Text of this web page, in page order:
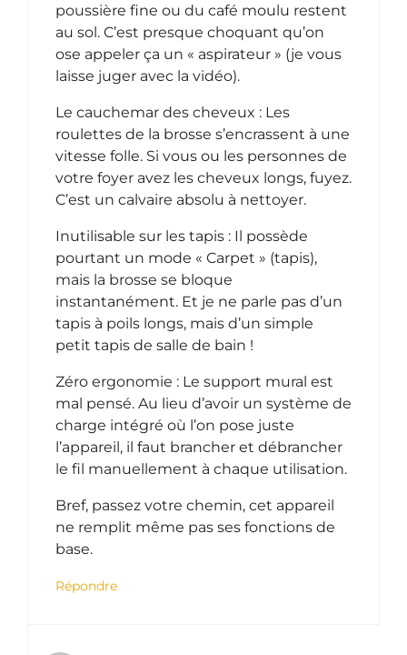
poussière fine ou du café moulu restent
au sol. C’est presque choquant qu’on
ose appeler ça un « aspirateur » (je vous
laisse juger avec la vidéo).
Le cauchemar des cheveux : Les
roulettes de la brosse s’encrassent à une
vitesse folle. Si vous ou les personnes de
votre foyer avez les cheveux longs, fuyez.
C’est un calvaire absolu à nettoyer.
Inutilisable sur les tapis : Il possède
pourtant un mode « Carpet » (tapis),
mais la brosse se bloque
instantanément. Et je ne parle pas d’un
tapis à poils longs, mais d’un simple
petit tapis de salle de bain !
Zéro ergonomie : Le support mural est
mal pensé. Au lieu d’avoir un système de
charge intégré où l’on pose juste
l’appareil, il faut brancher et débrancher
le fil manuellement à chaque utilisation.
Bref, passez votre chemin, cet appareil
ne remplit même pas ses fonctions de
base.
Répondre